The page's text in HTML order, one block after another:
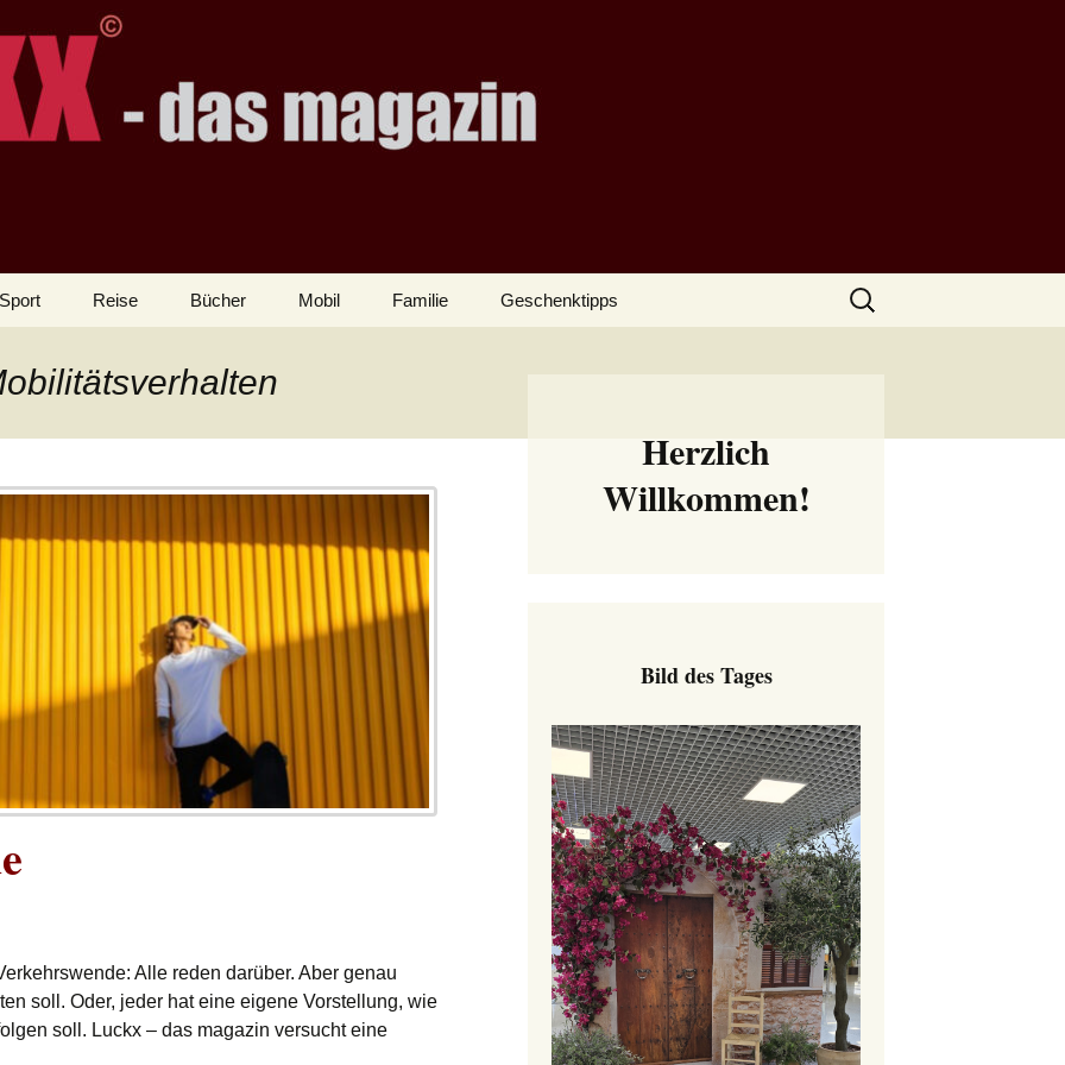
Sport Reise Bücher Mobil Familie Geschenktipps
Suchen
nach:
Alle reden darüber. Aber genau
soll. Oder, jeder hat eine eigene Vorstellung, wie
soll. Luckx – das magazin versucht eine
Herzlich
Willkommen!
Bild des Tages